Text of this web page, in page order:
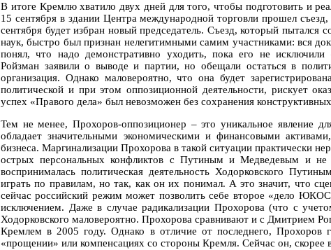
В итоге Кремлю хватило двух дней для того, чтобы подготовить и
15 сентября в здании Центра международной торговли прошел
сентября будет избран новый председатель. Съезд, который
наук, быстро был признан нелегитимными самим участниками: вся
понял, что надо демонстративно уходить, пока его не
Ройзман заявили о выводе и партии, но обещали остаться в
организация. Однако маловероятно, что она будет
политической и при этом оппозиционной деятельности, рискует
успех «Правого дела» был невозможен без сохранения
Тем не менее, Прохоров-оппозиционер – это уникальное явление
обладает значительными экономическими и финансовыми
бизнеса. Маргинализации Прохорова в такой ситуации практически
острых персональных конфликтов с Путиным и Медведевым и не
воспринималась политическая деятельность Ходорковского
играть по правилам, но так, как он их понимал. А это значит, что
сейчас российский режим может позволить себе второе «дело
исключением. Даже в случае радикализации Прохорова (что с
Ходорковского маловероятно. Прохорова сравнивают и с Дмитрием
Кремлем в 2005 году. Однако в отличие от последнего, Прохоров
«прощении» или компенсациях со стороны Кремля. Сейчас он, скорее